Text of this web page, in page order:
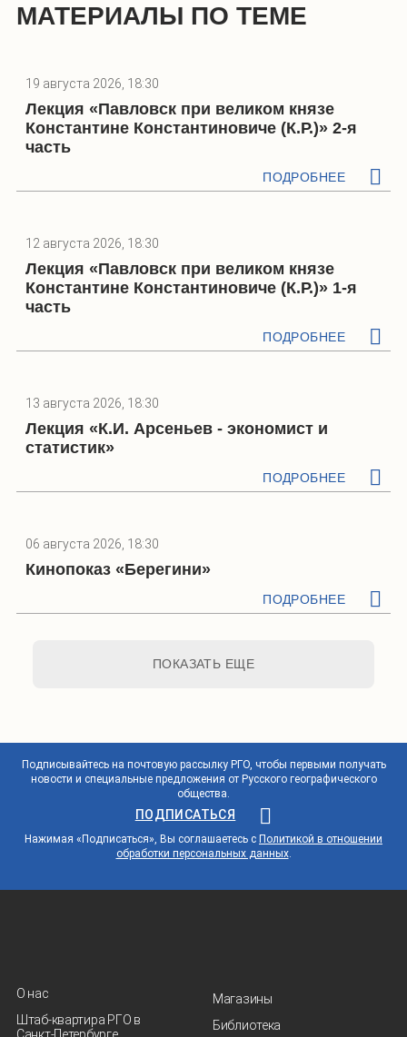
МАТЕРИАЛЫ ПО ТЕМЕ
19 августа 2026, 18:30
Лекция «Павловск при великом князе
Константине Константиновиче (К.Р.)» 2-я
часть
ПОДРОБНЕЕ
12 августа 2026, 18:30
Лекция «Павловск при великом князе
Константине Константиновиче (К.Р.)» 1-я
часть
ПОДРОБНЕЕ
13 августа 2026, 18:30
Лекция «К.И. Арсеньев - экономист и
статистик»
ПОДРОБНЕЕ
06 августа 2026, 18:30
Кинопоказ «Берегини»
ПОДРОБНЕЕ
ПОКАЗАТЬ ЕЩЕ
Подписывайтесь на почтовую рассылку РГО, чтобы первыми получать
новости и специальные предложения от Русского географического
общества.
ПОДПИСАТЬСЯ
Нажимая «Подписаться», Вы соглашаетесь с Политикой в отношении
обработки персональных данных.
О нас
Штаб-квартира РГО в
Санкт‑Петербурге
Магазины
Библиотека